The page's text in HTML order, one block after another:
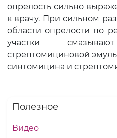
опрелость сильно
к врачу. При сильном
области опрелости по
участки
стрептомициновой
синтомицина и
Полезное
Видео